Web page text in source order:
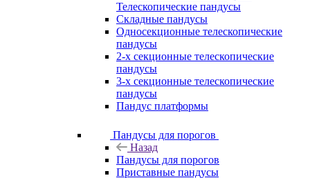
Телескопические пандусы
Складные пандусы
Односекционные телескопические
пандусы
2-х секционные телескопические
пандусы
3-х секционные телескопические
пандусы
Пандус платформы
Пандусы для порогов
Назад
Пандусы для порогов
Приставные пандусы